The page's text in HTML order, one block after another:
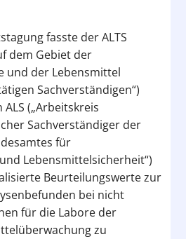
fasste der ALTS
dem Gebiet der
und der Lebensmittel
Sachverständigen“)
(„Arbeitskreis
Sachverständiger der
für
Lebensmittelsicherheit“)
Beurteilungswerte zur
bei nicht
für die Labore der
zu